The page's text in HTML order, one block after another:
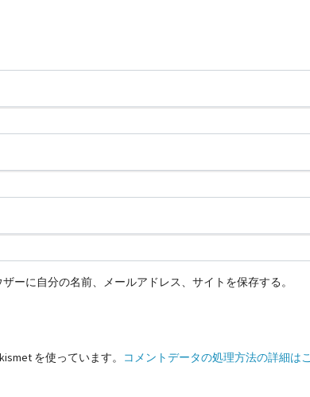
ーに自分の名前、メールアドレス、サイトを保存する。
を使っています。
コメントデータの処理方法の詳細は